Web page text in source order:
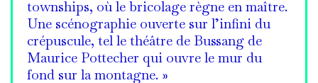
townships, où le bricolage règne en maître.
Une scénographie ouverte sur l’infini du
crépuscule, tel le théâtre de Bussang de
Maurice Pottecher qui ouvre le mur du
fond sur la montagne. »